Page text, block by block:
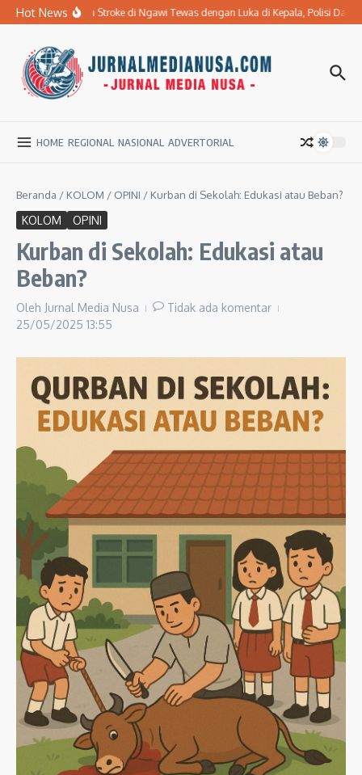
Lewati ke konten
Hot News
Ibu Penderita Stroke di Ngawi Tewas dengan Luka di Kepala, Polisi
HOME REGIONAL NASIONAL ADVERTORIAL
Beranda / KOLOM / OPINI / Kurban di Sekolah: Edukasi atau Beban?
KOLOM OPINI
Kurban di Sekolah: Edukasi atau
Beban?
Oleh Jurnal Media Nusa
Tidak ada komentar
25/05/2025 13:55